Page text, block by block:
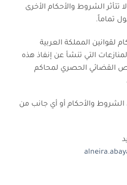
تتأثر الشروط والأحكام الأخرى
تماماً.
المملكة العربية
التي تنشأ عن إنفاذ هذه
القضائي الحصري لمحاكم
الشروط والأحكام أو أي جانب من